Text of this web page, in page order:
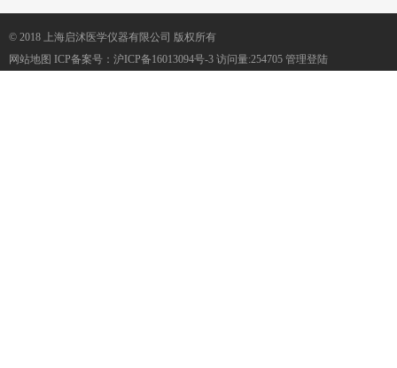
© 2018 上海启沭医学仪器有限公司 版权所有
网站地图 ICP备案号： 沪ICP备16013094号-3 访问量:254705 管理登陆